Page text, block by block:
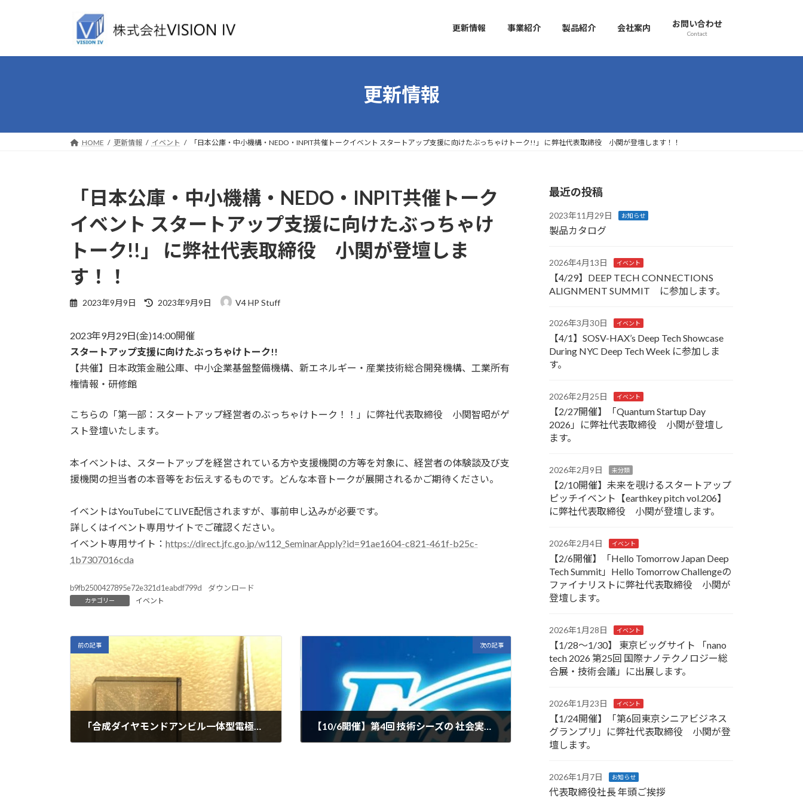
プ
動
更新情報 事業紹介 製品紹介 会社案内 お問い合わせ
Contact
更新情報
HOME 更新情報 イベント 「日本公庫・中小機構・NEDO・INPIT共催トークイベント スタートアップ支援に向けたぶっちゃけトーク!!」 に弊社代表取締役 小関が登壇します！！
「日本公庫・中小機構・NEDO・INPIT共催トーク
イベント スタートアップ支援に向けたぶっちゃけ
トーク!!」 に弊社代表取締役 小関が登壇しま
す！！
2023年9月9日
最
新
日
:
2023年9月9日 V4 HP Stuff
2023年9月29日(金)14:00開催
スタートアップ支援に向けたぶっちゃけトーク!!
【共催】日本政策金融公庫、中小企業基盤整備機構、新エネルギー・産業技術総合開発機構、工業所有
権情報・研修館
こちらの「第一部：スタートアップ経営者のぶっちゃけトーク！！」に弊社代表取締役 小関智昭がゲ
スト登壇いたします。
本イベントは、スタートアップを経営されている方や支援機関の方等を対象に、経営者の体験談及び支
援機関の担当者の本音等をお伝えするものです。どんな本音トークが展開されるかご期待ください。
イベントはYouTubeにてLIVE配信されますが、事前申し込みが必要です。
詳しくはイベント専用サイトでご確認ください。
イベント専用サイト： https://direct.jfc.go.jp/w112_SeminarApply?id=91ae1604-c821-461f-b25c-
1b7307016cda
b9fb2500427895e72e321d1eabdf799d ダウンロード
カテゴリー イベント
前の記事
「合成ダイヤモンドアンビル一体型電極」を開発いたしました。
次の記事
【10/6開催】第4回 技術シーズの 社会実装化助成金 はまぎん財団 「Frontiers」説明会 に、過去受賞企業として弊社代表取締役 小関が登壇します。
最近の投稿
2023年11月29日 お知らせ
製品カタログ
2026年4月13日 イベント
【4/29】DEEP TECH CONNECTIONS
ALIGNMENT SUMMIT に参加します。
2026年3月30日 イベント
【4/1】SOSV-HAX’s Deep Tech Showcase
During NYC Deep Tech Week に参加しま
す。
2026年2月25日 イベント
【2/27開催】「Quantum Startup Day
2026」に弊社代表取締役 小関が登壇し
ます。
2026年2月9日 未分類
【2/10開催】未来を覗けるスタートアップ
ピッチイベント【earthkey pitch vol.206】
に弊社代表取締役 小関が登壇します。
2026年2月4日 イベント
【2/6開催】「Hello Tomorrow Japan Deep
Tech Summit」Hello Tomorrow Challengeの
ファイナリストに弊社代表取締役 小関が
登壇します。
2026年1月28日 イベント
【1/28～1/30】 東京ビッグサイト 「nano
tech 2026 第25回 国際ナノテクノロジー総
合展・技術会議」に出展します。
2026年1月23日 イベント
【1/24開催】「第6回東京シニアビジネス
グランプリ」に弊社代表取締役 小関が登
壇します。
2026年1月7日 お知らせ
代表取締役社長 年頭ご挨拶